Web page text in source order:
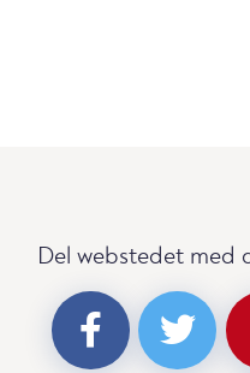
Del webstedet med